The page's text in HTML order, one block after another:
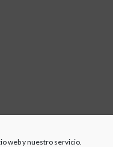
web y nuestro servicio.